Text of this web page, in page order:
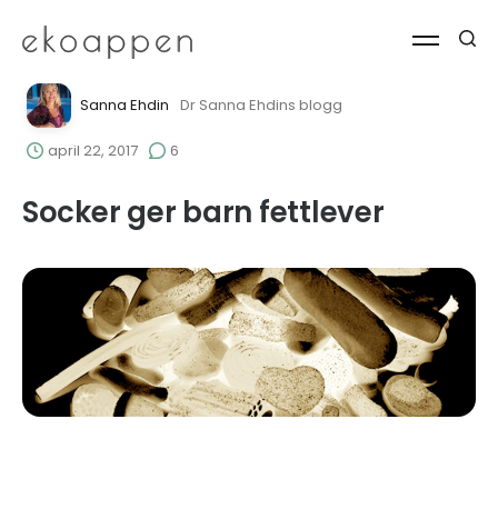
Sanna Ehdin Dr Sanna Ehdins blogg
april 22, 2017 6
Socker ger barn fettlever